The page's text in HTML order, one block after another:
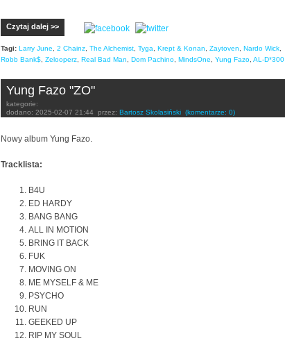
Czytaj dalej >>
Tagi: Larry June 2 Chainz The Alchemist Tyga Krept & Konan Zaytoven Nardo Wick
Robb Bank$ Zelooperz Real Bad Man Dom Pachino MindsOne Yung Fazo AL-D*300
Yung Fazo "ZO"
kategorie:
dodano: 2025-02-07 21:44 przez: Bartosz Skolasiński (komentarze: 0)
Nowy album Yung Fazo.
Tracklista:
B4U
ED HARDY
BANG BANG
ALL IN MOTION
BRING IT BACK
FUK
MOVING ON
ME MYSELF & ME
PSYCHO
RUN
GEEKED UP
RIP MY SOUL